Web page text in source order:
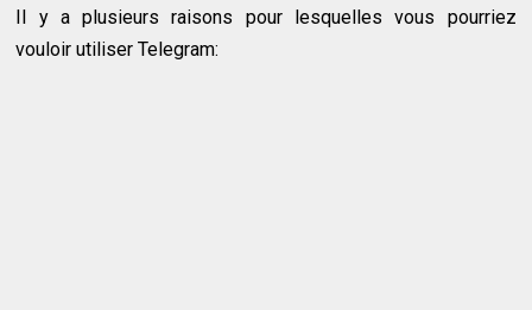
Il y a plusieurs raisons pour lesquelles vous pourriez
vouloir utiliser Telegram: